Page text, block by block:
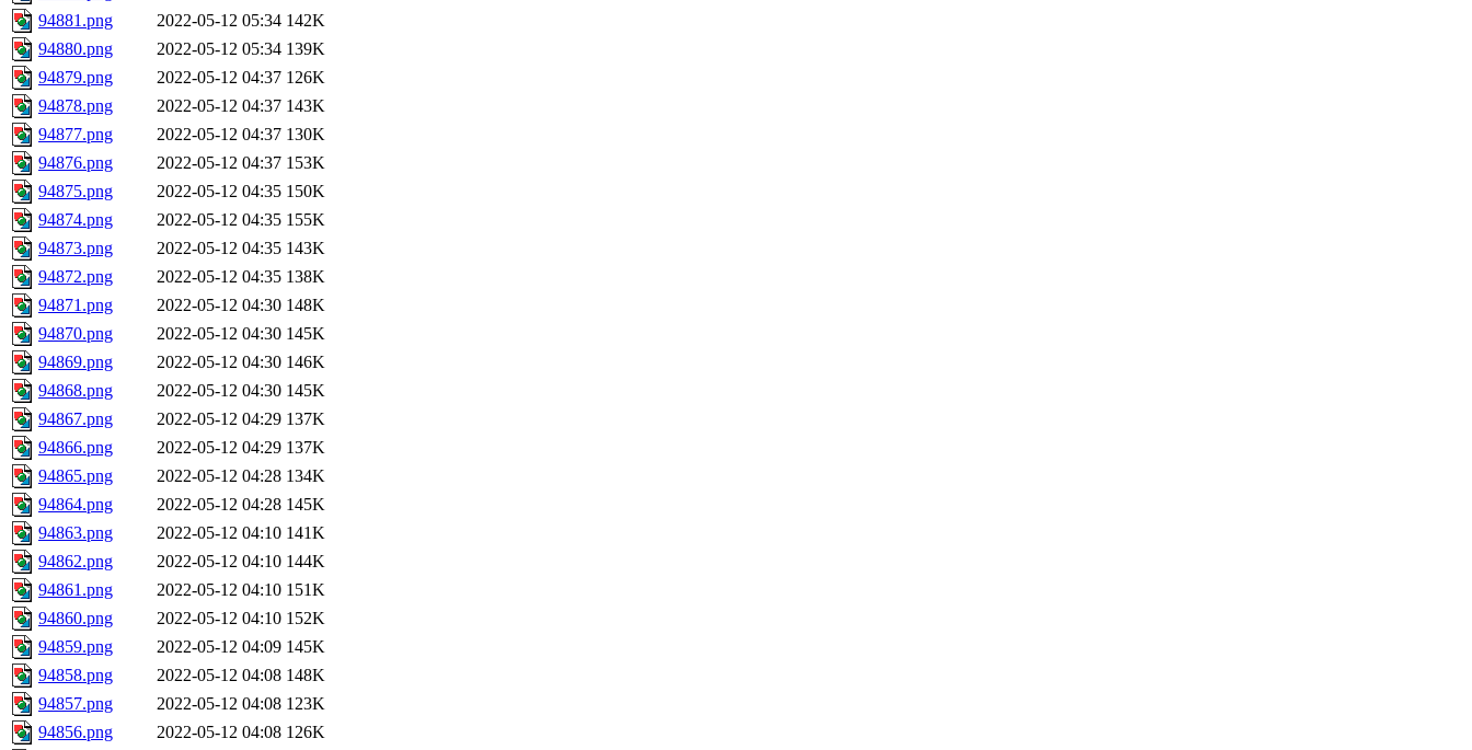
94881.png
2022-05-12 05:34 142K
94880.png
2022-05-12 05:34 139K
94879.png
2022-05-12 04:37 126K
94878.png
2022-05-12 04:37 143K
94877.png
2022-05-12 04:37 130K
94876.png
2022-05-12 04:37 153K
94875.png
2022-05-12 04:35 150K
94874.png
2022-05-12 04:35 155K
94873.png
2022-05-12 04:35 143K
94872.png
2022-05-12 04:35 138K
94871.png
2022-05-12 04:30 148K
94870.png
2022-05-12 04:30 145K
94869.png
2022-05-12 04:30 146K
94868.png
2022-05-12 04:30 145K
94867.png
2022-05-12 04:29 137K
94866.png
2022-05-12 04:29 137K
94865.png
2022-05-12 04:28 134K
94864.png
2022-05-12 04:28 145K
94863.png
2022-05-12 04:10 141K
94862.png
2022-05-12 04:10 144K
94861.png
2022-05-12 04:10 151K
94860.png
2022-05-12 04:10 152K
94859.png
2022-05-12 04:09 145K
94858.png
2022-05-12 04:08 148K
94857.png
2022-05-12 04:08 123K
94856.png
2022-05-12 04:08 126K